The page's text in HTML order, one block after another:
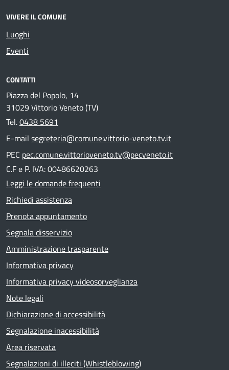
VIVERE IL COMUNE
Luoghi
Eventi
CONTATTI
Piazza del Popolo, 14
31029 Vittorio Veneto (TV)
Tel.0438 5691
E-mail segreteria@comune.vittorio-veneto.tv.it
PEC pec.comune.vittorioveneto.tv@pecveneto.it
C.F e P. IVA: 00486620263
Leggi le domande frequenti
Richiedi assistenza
Prenota appuntamento
Segnala disservizio
Amministrazione trasparente
Informativa privacy
Informativa privacy videosorveglianza
Note legali
Dichiarazione di accessibilità
Segnalazione inacessibilità
Area riservata
Segnalazioni di illeciti (Whistleblowing)